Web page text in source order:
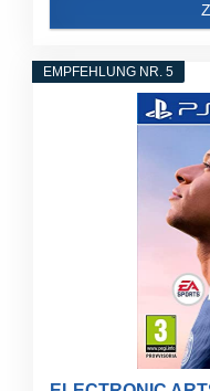
EMPFEHLUNG NR. 5